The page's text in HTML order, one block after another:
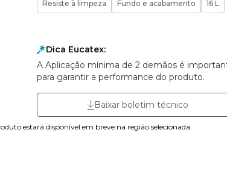
Resiste à limpeza Fundo e acabamento 16 L
Dica Eucatex:
A Aplicação mínima de 2 demãos é
para garantir a performance do produto.
Baixar boletim técnico
estará disponível em breve na região selecionada.